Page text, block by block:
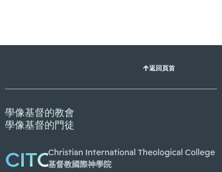
返回頁首
學像基督的教會
學像基督的門徒
CITCChristian International Theological College
基督教國際神學院